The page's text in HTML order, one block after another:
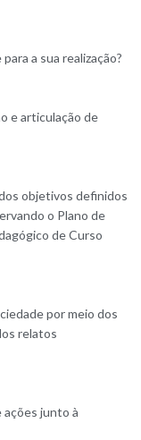
a sua realização?
e articulação de
objetivos definidos
o Plano de
de Curso
por meio dos
relatos
junto à